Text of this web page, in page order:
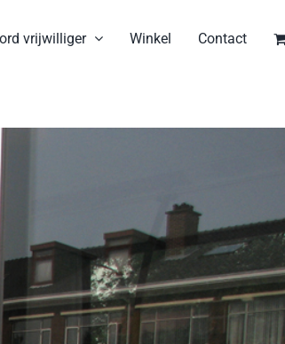
vrijwilliger Winkel Contact